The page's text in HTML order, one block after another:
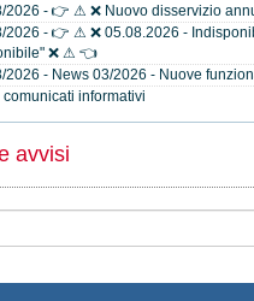
2026 - 👉 ⚠ ❌ Nuovo disservizio
2026 - 👉 ⚠ ❌ 05.08.2026 -
❌ ⚠ 👈
2026 - News 03/2026 - Nuove
comunicati informativi
avvisi